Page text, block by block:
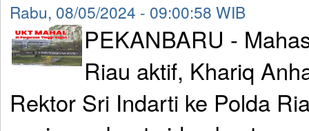
Rabu, 08/05/2024 - 09:00:58 WIB
PEKANBARU -
Riau aktif, Khariq
Rektor Sri Indarti ke Polda